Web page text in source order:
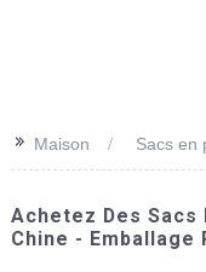
>> Maison Sacs en
Achetez Des Sacs
Chine - Emballage